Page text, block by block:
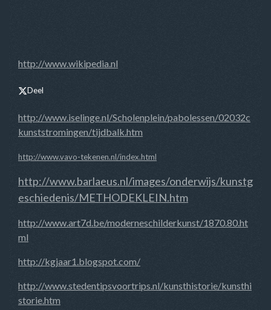
http://www.wikipedia.nl
Deel
http://www.iselinge.nl/Scholenplein/pabolessen/02032c
kunststromingen/tijdbalk.htm
http://www.vavo-tekenen.nl/index.html
http://www.barlaeus.nl/images/onderwijs/kunstg
eschiedenis/METHODEKLEIN.htm
http://www.art7d.be/moderneschilderkunst/1870.80.ht
ml
http://kgjaar1.blogspot.com/
http://www.stedentipsvoortrips.nl/kunsthistorie/kunsthi
storie.htm